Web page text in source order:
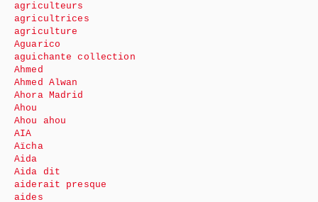
agriculteurs
agricultrices
agriculture
Aguarico
aguichante collection
Ahmed
Ahmed Alwan
Ahora Madrid
Ahou
Ahou ahou
AIA
Aïcha
Aida
Aida dit
aiderait presque
aides